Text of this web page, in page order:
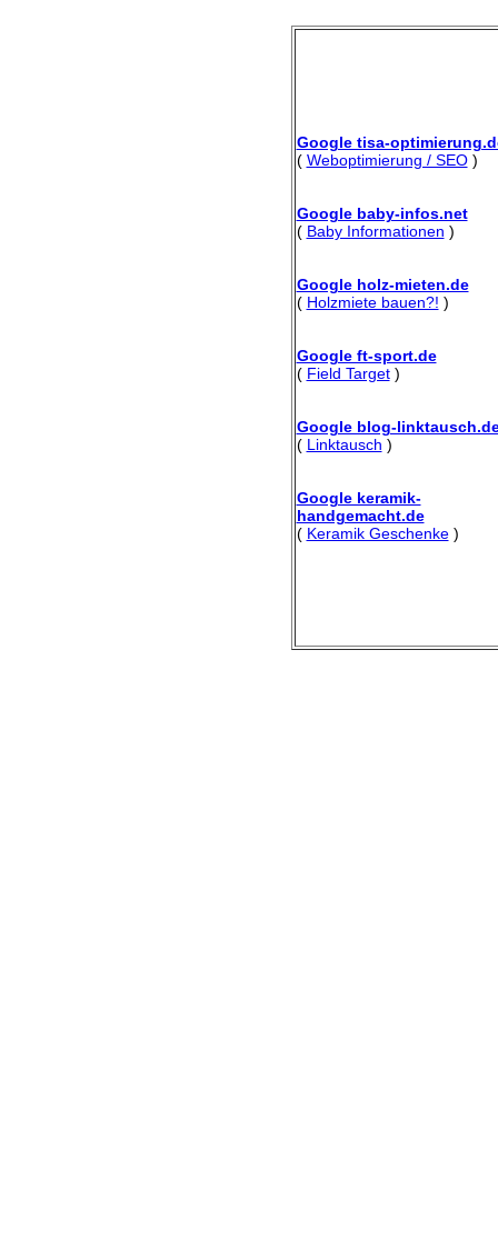
Google tisa-
( Weboptimierung / SEO)
Google baby-infos.net
( Baby Informationen )
Google holz-mieten.de
( Holzmiete bauen?! )
Google ft-sport.de
( Field Target)
Google blog-
( Linktausch )
Google keramik-
handgemacht.de
( Keramik Geschenke)